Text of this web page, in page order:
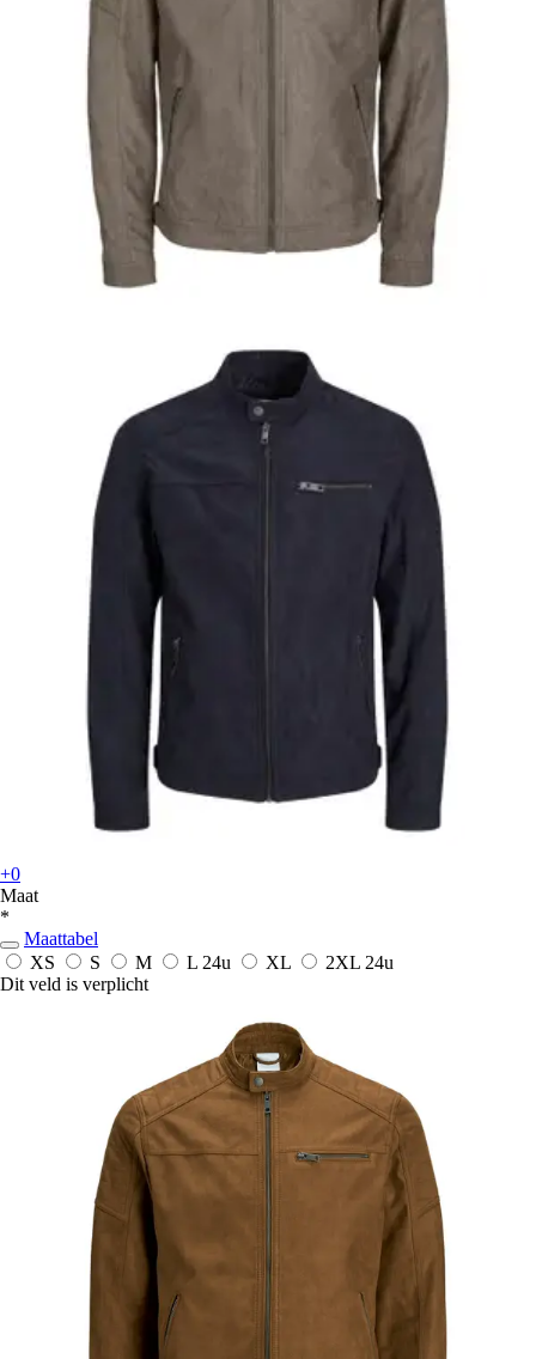
+0
Maat
*
Maattabel
XS
S M L 24u XL 2XL 24u
Dit veld is verplicht